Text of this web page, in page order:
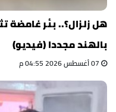
هل زلزال؟.. بئر غامضة
بالهند مجددا (فيديو)